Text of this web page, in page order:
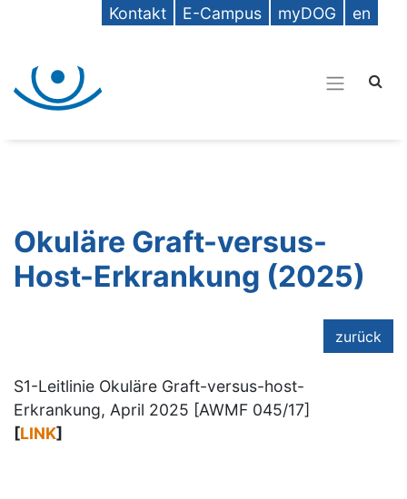
Kontakt E-Campus myDOG en
Okuläre Graft-versus-
Host-Erkrankung (2025)
zurück
S1-Leitlinie Okuläre Graft-versus-host-
Erkrankung, April 2025 [AWMF 045/17]
[LINK]